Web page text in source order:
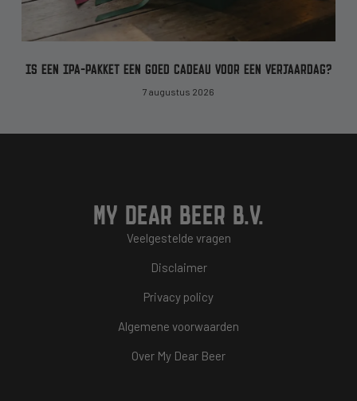
IS EEN IPA-PAKKET EEN GOED CADEAU VOOR EEN VERJAARDAG?
7 augustus 2026
MY DEAR BEER B.V.
Veelgestelde vragen
Disclaimer
Privacy policy
Algemene voorwaarden
Over My Dear Beer